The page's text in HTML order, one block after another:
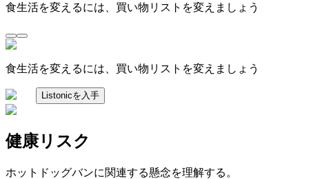
食生活を変えるには、買い物リストを変えましょう
食生活を変えるには、買い物リストを変えましょう
Listonicを入手
健康リスク
ホットドッグバンに関連する懸念を理解する。